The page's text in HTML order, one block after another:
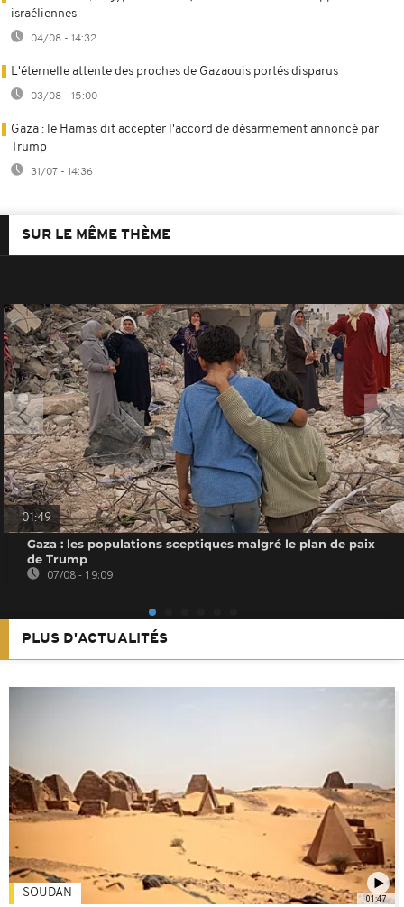
israéliennes
04/08 - 14:32
L'éternelle attente des proches de Gazaouis portés disparus
03/08 - 15:00
Gaza : le Hamas dit accepter l'accord de désarmement annoncé par
Trump
31/07 - 14:36
SUR LE MÊME THÈME
01:49
Gaza : les populations sceptiques malgré le plan de paix
de Trump
07/08 - 19:09
PLUS D'ACTUALITÉS
01:47
SOUDAN